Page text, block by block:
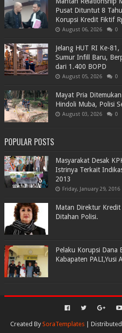
Pusat Dituntut 8
Korupsi Kredit Fiktif
August 06, 2026 0
Jelang HUT RI Ke-
Sumur Infill Baru,
dari 1.400 BOPD
August 05, 2026 0
Mayat Pria
Hindoli Muba, Polisi
August 03, 2026 0
POPULAR POSTS
Masyarakat Desak
Istrinya Terkait
2013
Friday, January 29, 2016
Matan Direktur
Ditahan Polisi.
Pelaku Korupsi Dana
Kabapaten PALI,Yusi
Created By SoraTemplates| Distributed